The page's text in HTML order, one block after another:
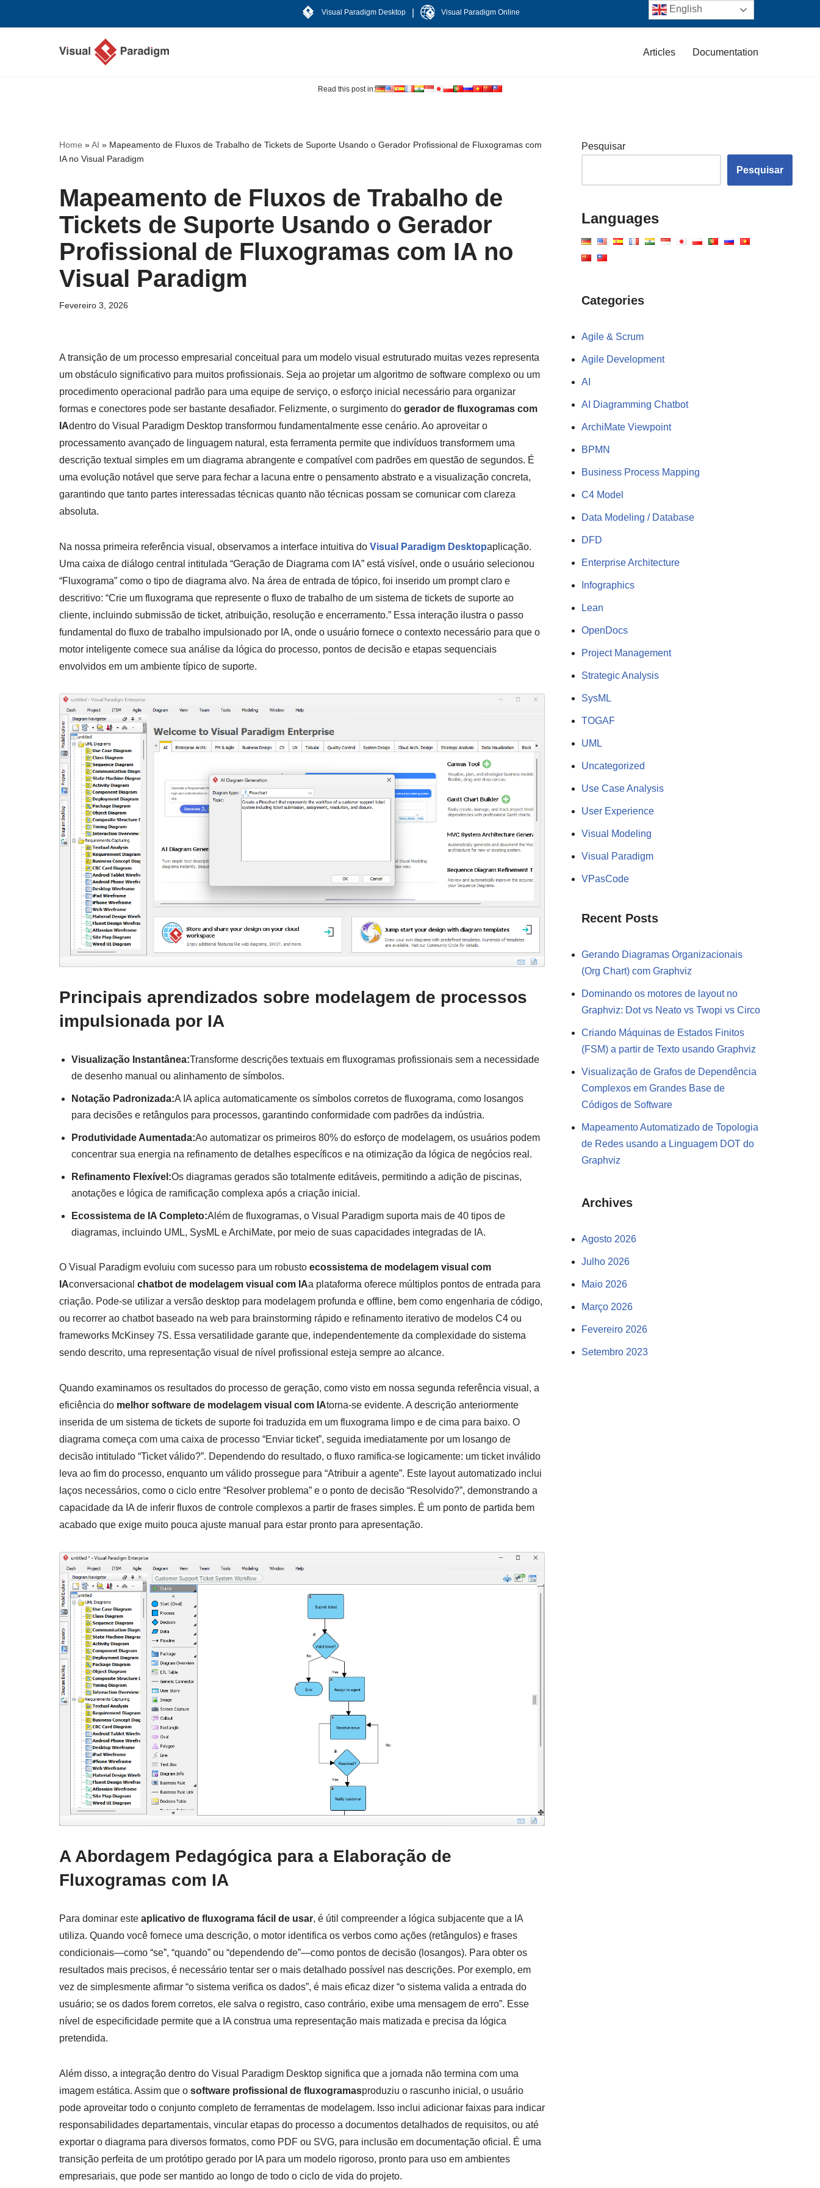
Visual Paradigm Desktop Visual Paradigm Online
Articles Documentation
Read this post in:
Home »AI » Mapeamento de Fluxos de Trabalho de Tickets de Suporte Usando o Gerador Profissional de Fluxogramas com
IA no Visual Paradigm
Mapeamento de Fluxos de Trabalho de
Tickets de Suporte Usando o Gerador
Profissional de Fluxogramas com IA no
Visual Paradigm
Fevereiro 3, 2026
A transição de um processo empresarial conceitual para um modelo visual estruturado muitas vezes representa
um obstáculo significativo para muitos profissionais. Seja ao projetar um algoritmo de software complexo ou um
procedimento operacional padrão para uma equipe de serviço, o esforço inicial necessário para organizar
formas e conectores pode ser bastante desafiador. Felizmente, o surgimento do gerador de fluxogramas com
IAdentro do Visual Paradigm Desktop transformou fundamentalmente esse cenário. Ao aproveitar o
processamento avançado de linguagem natural, esta ferramenta permite que indivíduos transformem uma
descrição textual simples em um diagrama abrangente e compatível com padrões em questão de segundos. É
uma evolução notável que serve para fechar a lacuna entre o pensamento abstrato e a visualização concreta,
garantindo que tanto partes interessadas técnicas quanto não técnicas possam se comunicar com clareza
absoluta.
Na nossa primeira referência visual, observamos a interface intuitiva do Visual Paradigm Desktopaplicação.
Uma caixa de diálogo central intitulada “Geração de Diagrama com IA” está visível, onde o usuário selecionou
“Fluxograma” como o tipo de diagrama alvo. Na área de entrada de tópico, foi inserido um prompt claro e
descritivo: “Crie um fluxograma que represente o fluxo de trabalho de um sistema de tickets de suporte ao
cliente, incluindo submissão de ticket, atribuição, resolução e encerramento.” Essa interação ilustra o passo
fundamental do fluxo de trabalho impulsionado por IA, onde o usuário fornece o contexto necessário para que o
motor inteligente comece sua análise da lógica do processo, pontos de decisão e etapas sequenciais
envolvidos em um ambiente típico de suporte.
Principais aprendizados sobre modelagem de processos
impulsionada por IA
Visualização Instantânea:Transforme descrições textuais em fluxogramas profissionais sem a necessidade
de desenho manual ou alinhamento de símbolos.
Notação Padronizada:A IA aplica automaticamente os símbolos corretos de fluxograma, como losangos
para decisões e retângulos para processos, garantindo conformidade com padrões da indústria.
Produtividade Aumentada:Ao automatizar os primeiros 80% do esforço de modelagem, os usuários podem
concentrar sua energia na refinamento de detalhes específicos e na otimização da lógica de negócios real.
Refinamento Flexível:Os diagramas gerados são totalmente editáveis, permitindo a adição de piscinas,
anotações e lógica de ramificação complexa após a criação inicial.
Ecossistema de IA Completo:Além de fluxogramas, o Visual Paradigm suporta mais de 40 tipos de
diagramas, incluindo UML, SysML e ArchiMate, por meio de suas capacidades integradas de IA.
O Visual Paradigm evoluiu com sucesso para um robusto ecossistema de modelagem visual com
IAconversacional chatbot de modelagem visual com IAa plataforma oferece múltiplos pontos de entrada para
criação. Pode-se utilizar a versão desktop para modelagem profunda e offline, bem como engenharia de código,
ou recorrer ao chatbot baseado na web para brainstorming rápido e refinamento iterativo de modelos C4 ou
frameworks McKinsey 7S. Essa versatilidade garante que, independentemente da complexidade do sistema
sendo descrito, uma representação visual de nível profissional esteja sempre ao alcance.
Quando examinamos os resultados do processo de geração, como visto em nossa segunda referência visual, a
eficiência do melhor software de modelagem visual com IAtorna-se evidente. A descrição anteriormente
inserida de um sistema de tickets de suporte foi traduzida em um fluxograma limpo e de cima para baixo. O
diagrama começa com uma caixa de processo “Enviar ticket”, seguida imediatamente por um losango de
decisão intitulado “Ticket válido?”. Dependendo do resultado, o fluxo ramifica-se logicamente: um ticket inválido
leva ao fim do processo, enquanto um válido prossegue para “Atribuir a agente”. Este layout automatizado inclui
laços necessários, como o ciclo entre “Resolver problema” e o ponto de decisão “Resolvido?”, demonstrando a
capacidade da IA de inferir fluxos de controle complexos a partir de frases simples. É um ponto de partida bem
acabado que exige muito pouca ajuste manual para estar pronto para apresentação.
A Abordagem Pedagógica para a Elaboração de
Fluxogramas com IA
Para dominar este aplicativo de fluxograma fácil de usar, é útil compreender a lógica subjacente que a IA
utiliza. Quando você fornece uma descrição, o motor identifica os verbos como ações (retângulos) e frases
condicionais—como “se”, “quando” ou “dependendo de”—como pontos de decisão (losangos). Para obter os
resultados mais precisos, é necessário tentar ser o mais detalhado possível nas descrições. Por exemplo, em
vez de simplesmente afirmar “o sistema verifica os dados”, é mais eficaz dizer “o sistema valida a entrada do
usuário; se os dados forem corretos, ele salva o registro, caso contrário, exibe uma mensagem de erro”. Esse
nível de especificidade permite que a IA construa uma representação mais matizada e precisa da lógica
pretendida.
Além disso, a integração dentro do Visual Paradigm Desktop significa que a jornada não termina com uma
imagem estática. Assim que o software profissional de fluxogramasproduziu o rascunho inicial, o usuário
pode aproveitar todo o conjunto completo de ferramentas de modelagem. Isso inclui adicionar faixas para indicar
responsabilidades departamentais, vincular etapas do processo a documentos detalhados de requisitos, ou até
exportar o diagrama para diversos formatos, como PDF ou SVG, para inclusão em documentação oficial. É uma
transição perfeita de um protótipo gerado por IA para um modelo rigoroso, pronto para uso em ambientes
empresariais, que pode ser mantido ao longo de todo o ciclo de vida do projeto.
Pesquisar
Pesquisar
Languages
Categories
Agile & Scrum
Agile Development
AI
AI Diagramming Chatbot
ArchiMate Viewpoint
BPMN
Business Process Mapping
C4 Model
Data Modeling / Database
DFD
Enterprise Architecture
Infographics
Lean
OpenDocs
Project Management
Strategic Analysis
SysML
TOGAF
UML
Uncategorized
Use Case Analysis
User Experience
Visual Modeling
Visual Paradigm
VPasCode
Recent Posts
Gerando Diagramas Organizacionais
(Org Chart) com Graphviz
Dominando os motores de layout no
Graphviz: Dot vs Neato vs Twopi vs Circo
Criando Máquinas de Estados Finitos
(FSM) a partir de Texto usando Graphviz
Visualização de Grafos de Dependência
Complexos em Grandes Base de
Códigos de Software
Mapeamento Automatizado de Topologia
de Redes usando a Linguagem DOT do
Graphviz
Archives
Agosto 2026
Julho 2026
Maio 2026
Março 2026
Fevereiro 2026
Setembro 2023
English